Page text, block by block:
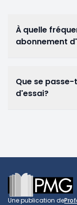
À quelle
abonnement
Que se
d'essai?
Footer
Une publication de